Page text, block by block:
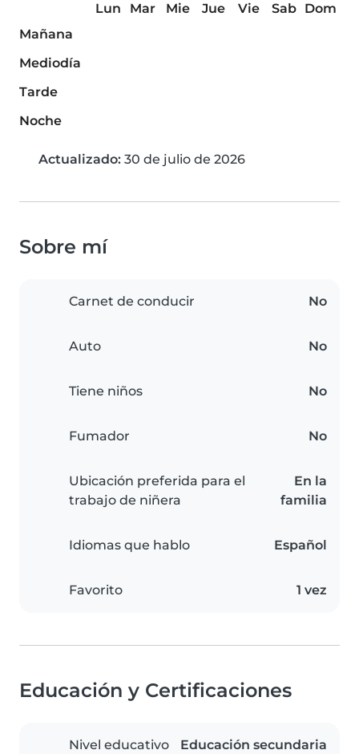
Lun Mar Mie Jue Vie Sab
Dom
Mañana
Mediodía
Tarde
Noche
Actualizado: 30 de julio de 2026
Sobre mí
Carnet de conducir No
Auto No
Tiene niños No
Fumador No
Ubicación preferida para el
trabajo de niñera
En la
familia
Idiomas que hablo Español
Favorito 1 vez
Educación y Certificaciones
Nivel educativo Educación secundaria